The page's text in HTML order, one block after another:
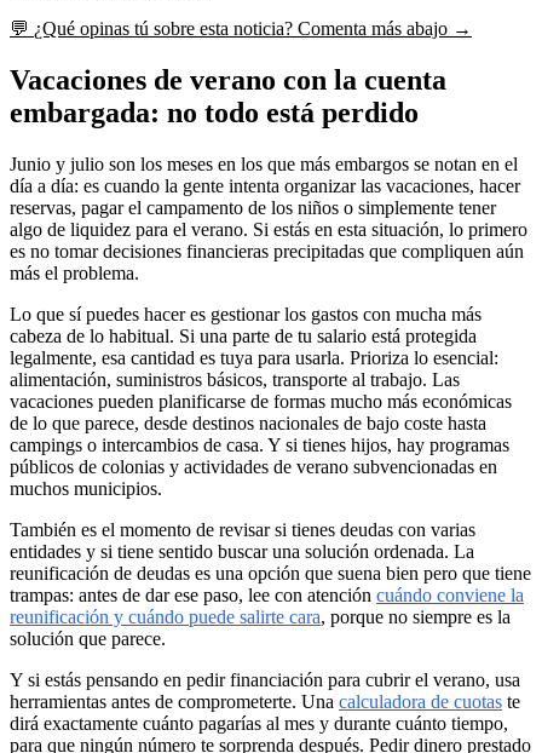
💬 ¿Qué opinas tú sobre esta noticia? Comenta más abajo →
Vacaciones de verano con la cuenta
embargada: no todo está perdido
Junio y julio son los meses en los que más embargos se notan en el
día a día: es cuando la gente intenta organizar las vacaciones, hacer
reservas, pagar el campamento de los niños o simplemente tener
algo de liquidez para el verano. Si estás en esta situación, lo primero
es no tomar decisiones financieras precipitadas que compliquen aún
más el problema.
Lo que sí puedes hacer es gestionar los gastos con mucha más
cabeza de lo habitual. Si una parte de tu salario está protegida
legalmente, esa cantidad es tuya para usarla. Prioriza lo esencial:
alimentación, suministros básicos, transporte al trabajo. Las
vacaciones pueden planificarse de formas mucho más económicas
de lo que parece, desde destinos nacionales de bajo coste hasta
campings o intercambios de casa. Y si tienes hijos, hay programas
públicos de colonias y actividades de verano subvencionadas en
muchos municipios.
También es el momento de revisar si tienes deudas con varias
entidades y si tiene sentido buscar una solución ordenada. La
reunificación de deudas es una opción que suena bien pero que tiene
trampas: antes de dar ese paso, lee con atención cuándo conviene la
reunificación y cuándo puede salirte cara, porque no siempre es la
solución que parece.
Y si estás pensando en pedir financiación para cubrir el verano, usa
herramientas antes de comprometerte. Una calculadora de cuotas te
dirá exactamente cuánto pagarías al mes y durante cuánto tiempo,
para que ningún número te sorprenda después. Pedir dinero prestado